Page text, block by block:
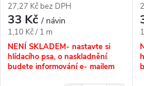
27,27 Kč bez DPH
33 Kč/ návin
Měrná
cena:
1,10 Kč / 1 m
NENÍ SKLADEM- nastavte si
hlídacího psa, o naskladnění
budete informování e- mailem